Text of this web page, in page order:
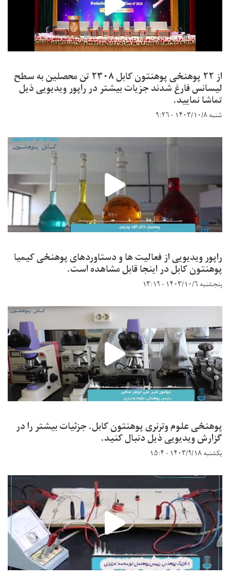
از ۲۲ پوهنځی پوهنتون کابل ۲۳۰۸ تن محصلین به سطح
لیسانس فارغ شدند جزیات بیشتر در راپور ویدیویی ذیل
تماشا نمایید.
شنبه ۱۴۰۳/۱۰/۸ - ۹:۲۶
راپور ویدیویی از فعالیت ها و دستاوردهای پوهنځی کیمیا
پوهنتون کابل در اینجا قابل مشاهده است.
پنجشنبه ۱۴۰۳/۱۰/۶ - ۱۳:۱۹
پوهنځی علوم وترنری پوهنتون کابل. جزئیات بیشتر را در
گزارش ویدیویی ذیل دنبال کنید.
یکشنبه ۱۴۰۳/۹/۱۸ - ۱۵:۴